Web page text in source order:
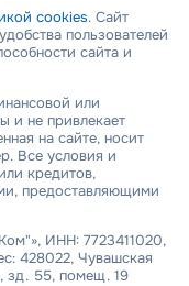
cookies. Сайт
пользователей
сайта и
или
и не привлекает
на сайте, носит
Все условия и
кредитов,
предоставляющими
ИНН: 7723411020,
428022, Чувашская
зд. 55, помещ. 19